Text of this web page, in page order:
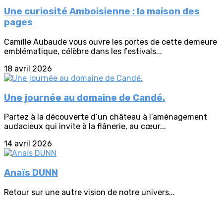
Une curiosité Amboisienne : la maison des
pages
Camille Aubaude vous ouvre les portes de cette demeure
emblématique, célèbre dans les festivals...
18 avril 2026
Une journée au domaine de Candé.
Partez à la découverte d’un château à l’aménagement
audacieux qui invite à la flânerie, au cœur...
14 avril 2026
Anaïs DUNN
Retour sur une autre vision de notre univers...